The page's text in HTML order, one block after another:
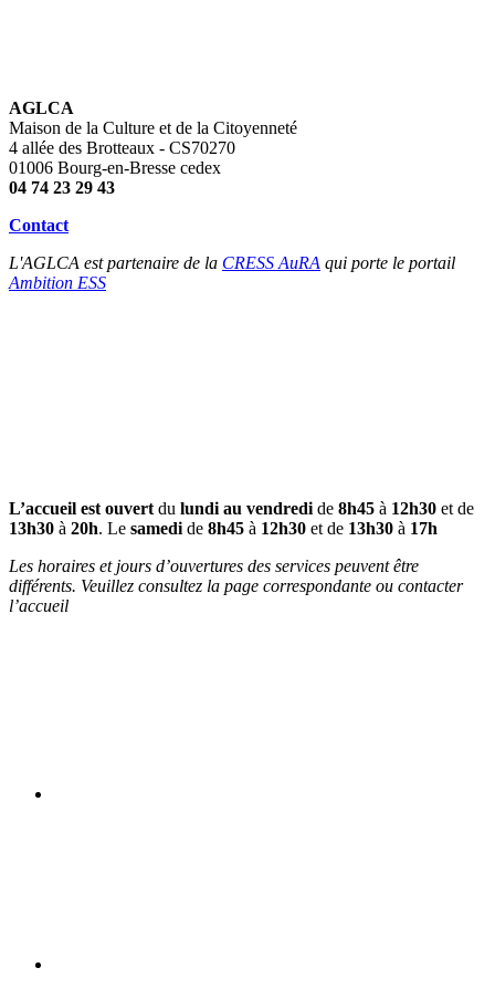
AGLCA
Maison de la Culture et de la Citoyenneté
4 allée des Brotteaux - CS70270
01006 Bourg-en-Bresse cedex
04 74 23 29 43
Contact
L'AGLCA est partenaire de la CRESS AuRA qui porte le portail
Ambition ESS
L’accueil est ouvert du lundi au vendredi de 8h45 à 12h30 et de
13h30 à 20h. Le samedi de 8h45 à 12h30 et de 13h30 à 17h
Les horaires et jours d’ouvertures des services peuvent être
différents. Veuillez consultez la page correspondante ou contacter
l’accueil